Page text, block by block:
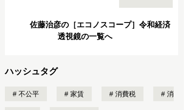
佐藤治彦の［エコノスコープ］令和経済
透視鏡の一覧へ
ハッシュタグ
不公平 家賃 消費税 消